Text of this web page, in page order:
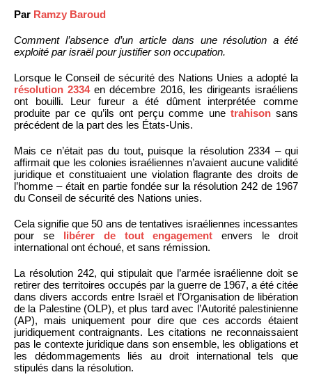
Par Ramzy Baroud
Comment l’absence d’un article dans une résolution a été
exploité par israël pour justifier son occupation.
Lorsque le Conseil de sécurité des Nations Unies a adopté la
résolution 2334en décembre 2016, les dirigeants israéliens
ont bouilli. Leur fureur a été dûment interprétée comme
produite par ce qu’ils ont perçu comme une trahisonsans
précédent de la part des les États-Unis.
Mais ce n’était pas du tout, puisque la résolution 2334 – qui
affirmait que les colonies israéliennes n’avaient aucune validité
juridique et constituaient une violation flagrante des droits de
l’homme – était en partie fondée sur la résolution 242 de 1967
du Conseil de sécurité des Nations unies.
Cela signifie que 50 ans de tentatives israéliennes incessantes
pour se libérer de tout engagement envers le droit
international ont échoué, et sans rémission.
La résolution 242, qui stipulait que l’armée israélienne doit se
retirer des territoires occupés par la guerre de 1967, a été citée
dans divers accords entre Israël et l’Organisation de libération
de la Palestine (OLP), et plus tard avec l’Autorité palestinienne
(AP), mais uniquement pour dire que ces accords étaient
juridiquement contraignants. Les citations ne reconnaissaient
pas le contexte juridique dans son ensemble, les obligations et
les dédommagements liés au droit international tels que
stipulés dans la résolution.